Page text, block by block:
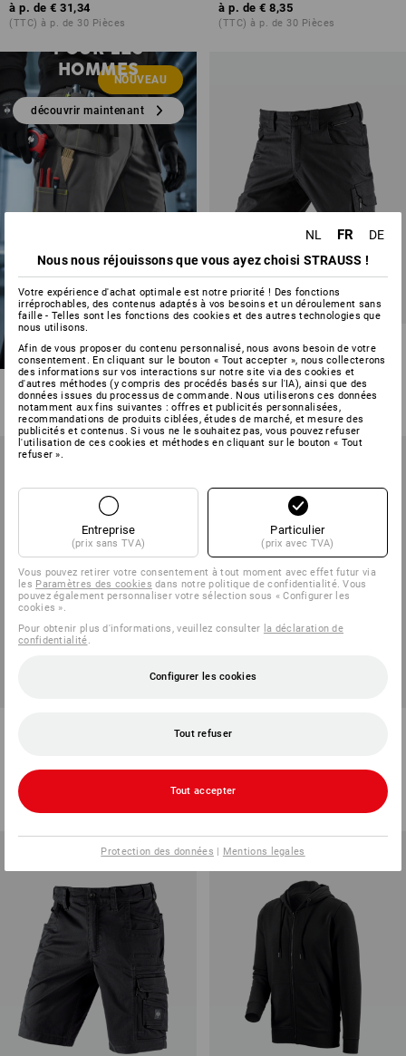
à p. de € 31,34
(TTC) à p. de 30 Pièces
à p. de € 8,35
(TTC) à p. de 30 Pièces
NOUVEAU
NOUVEAUTÉS
POUR LES
HOMMES
découvrir maintenant
Short e.s.concrete light
5 couleurs
à p. de € 54,33
(TTC) à p. de 10 Pièces
27 couleurs
à p. de
(TTC) à p. de 100 Pièces
hommes
5 couleurs
à p. de
NL FR
DE
Nous nous réjouissons que vous ayez choisi STRAUSS !
Votre expérience d'achat optimale est notre priorité ! Des fonctions
irréprochables, des contenus adaptés à vos besoins et un déroulement sans
faille - Telles sont les fonctions des cookies et des autres technologies que
nous utilisons.
Afin de vous proposer du contenu personnalisé, nous avons besoin de votre
consentement. En cliquant sur le bouton « Tout accepter », nous collecterons
des informations sur vos interactions sur notre site via des cookies et
d'autres méthodes (y compris des procédés basés sur l'IA), ainsi que des
données issues du processus de commande. Nous utiliserons ces données
notamment aux fins suivantes : offres et publicités personnalisées,
recommandations de produits ciblées, études de marché, et mesure des
publicités et contenus. Si vous ne le souhaitez pas, vous pouvez refuser
l'utilisation de ces cookies et méthodes en cliquant sur le bouton « Tout
refuser ».
Entreprise
(prix sans TVA)
Particulier
(prix avec TVA)
Vous pouvez retirer votre consentement à tout moment avec effet futur via
les Paramètres des cookies dans notre politique de confidentialité. Vous
pouvez également personnaliser votre sélection sous « Configurer les
cookies ».
Pour obtenir plus d'informations, veuillez consulter la déclaration de
confidentialité.
Configurer les cookies
Tout refuser
Tout accepter
Protection des données | Mentions legales